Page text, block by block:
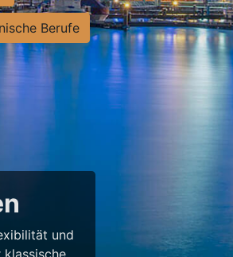
Berufe
und